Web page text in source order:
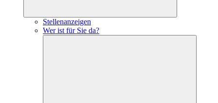
Stellenanzeigen
Wer ist für Sie da?